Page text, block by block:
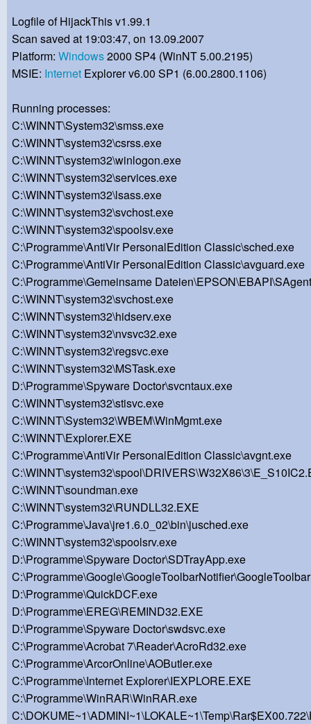
Logfile of HijackThis v1.99.1
Scan saved at 19:03:47, on 13.09.2007
Platform: Windows2000 SP4 (WinNT 5.00.2195)
MSIE: Internet Explorer v6.00 SP1 (6.00.2800.1106)
Running processes:
C:\WINNT\System32\smss.exe
C:\WINNT\system32\csrss.exe
C:\WINNT\system32\winlogon.exe
C:\WINNT\system32\services.exe
C:\WINNT\system32\lsass.exe
C:\WINNT\system32\svchost.exe
C:\WINNT\system32\spoolsv.exe
C:\Programme\AntiVir PersonalEdition Classic\sched.exe
C:\Programme\AntiVir PersonalEdition Classic\avguard.exe
C:\Programme\Gemeinsame
C:\WINNT\system32\svchost.exe
C:\WINNT\system32\hidserv.exe
C:\WINNT\system32\nvsvc32.exe
C:\WINNT\system32\regsvc.exe
C:\WINNT\system32\MSTask.exe
D:\Programme\Spyware Doctor\svcntaux.exe
C:\WINNT\system32\stisvc.exe
C:\WINNT\System32\WBEM\WinMgmt.exe
C:\WINNT\Explorer.EXE
C:\Programme\AntiVir PersonalEdition Classic\avgnt.exe
C:\WINNT\soundman.exe
C:\WINNT\system32\RUNDLL32.EXE
C:\Programme\Java\jre1.6.0_02\bin\jusched.exe
C:\WINNT\system32\spoolsrv.exe
D:\Programme\Spyware Doctor\SDTrayApp.exe
D:\Programme\QuickDCF.exe
D:\Programme\EREG\REMIND32.EXE
D:\Programme\Spyware Doctor\swdsvc.exe
C:\Programme\Acrobat 7\Reader\AcroRd32.exe
C:\Programme\ArcorOnline\AOButler.exe
C:\Programme\Internet Explorer\IEXPLORE.EXE
C:\Programme\WinRAR\WinRAR.exe